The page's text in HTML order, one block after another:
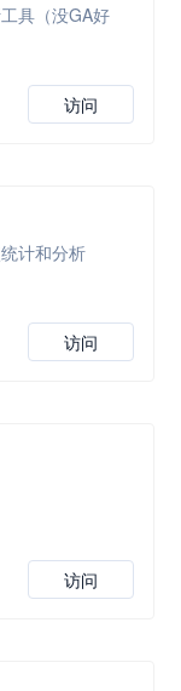
具（没GA好
访问
计和分析
访问
访问